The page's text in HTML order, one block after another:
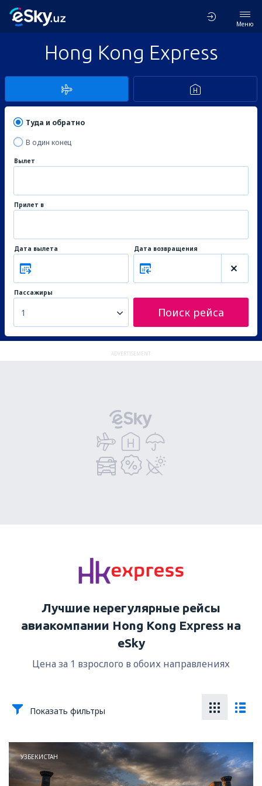
Меню
Hong Kong Express
Туда и обратно
В один конец
Вылет
Прилет в
Дата вылета Дата возвращения
Пассажиры
1 Поиск рейса
ADVERTISEMENT
Лучшие нерегулярные рейсы
авиакомпании Hong Kong Express на
eSky
Цена за 1 взрослого в обоих направлениях
Показать фильтры
УЗБЕКИСТАН